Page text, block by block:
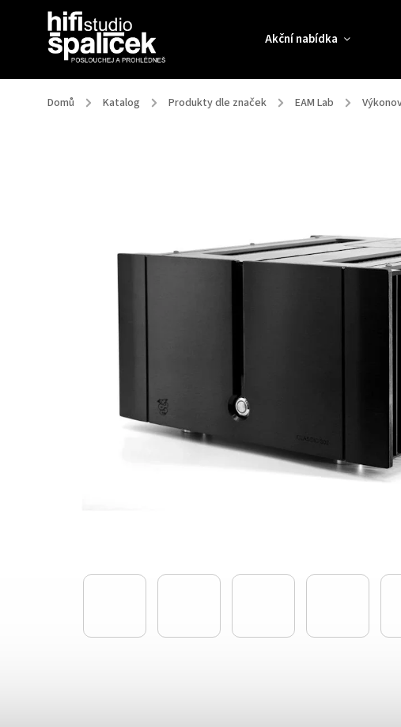
Akční nabídka
Domů / Katalog / Produkty dle značek / EAM Lab /